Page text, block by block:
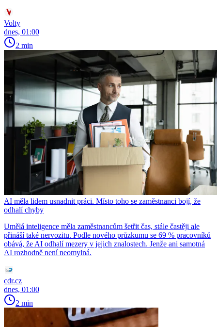
Volty
dnes, 01:00
2 min
AI měla lidem usnadnit práci. Místo toho se zaměstnanci bojí, že
odhalí chyby
Umělá inteligence měla zaměstnancům šetřit čas, stále častěji ale
přináší také nervozitu. Podle nového průzkumu se 69 % pracovníků
obává, že AI odhalí mezery v jejich znalostech. Jenže ani samotná
AI rozhodně není neomylná.
cdr.cz
dnes, 01:00
2 min